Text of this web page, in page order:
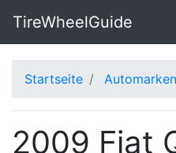
TireWheelGuide
Startseite Automarken
2009 Fiat